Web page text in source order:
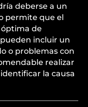
deberse a un
permite que el
de
incluir un
o problemas con
realizar
la causa